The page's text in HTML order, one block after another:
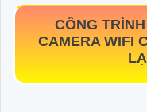
CÔNG
CAMERA WIFI